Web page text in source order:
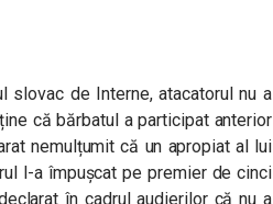
de Interne, atacatorul nu a
că bărbatul a participat anterior
nemulțumit că un apropiat al lui
l-a împușcat pe premier de cinci
în cadrul audierilor că nu a